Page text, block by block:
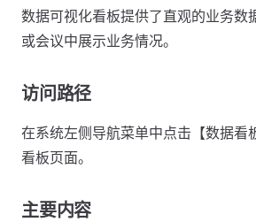
数据可视化看板提供了直观的业务数
或会议中展示业务情况。
访问路径
在系统左侧导航菜单中点击【数据看
看板页面。
主要内容